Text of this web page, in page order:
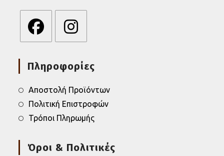
in
tab
a
tab
Πληροφορίες
Αποστολή Προϊόντων
Πολιτική Επιστροφών
Τρόποι Πληρωμής
Όροι & Πολιτικές